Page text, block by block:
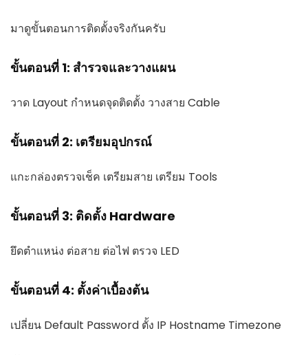
มาดูขั้นตอนการติดตั้งจริงกันครับ
ขั้นตอนที่ 1: สำรวจและวางแผน
วาด Layout กำหนดจุดติดตั้ง วางสาย Cable
ขั้นตอนที่ 2: เตรียมอุปกรณ์
แกะกล่องตรวจเช็ค เตรียมสาย เตรียม Tools
ขั้นตอนที่ 3: ติดตั้ง Hardware
ยึดตำแหน่ง ต่อสาย ต่อไฟ ตรวจ LED
ขั้นตอนที่ 4: ตั้งค่าเบื้องต้น
เปลี่ยน Default Password ตั้ง IP Hostname Timezone